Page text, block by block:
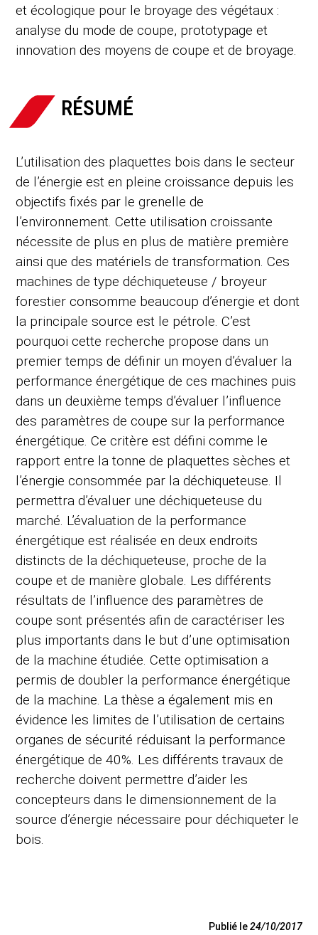
et écologique pour le broyage des végétaux :
analyse du mode de coupe, prototypage et
innovation des moyens de coupe et de broyage.
RÉSUMÉ
L’utilisation des plaquettes bois dans le secteur
de l’énergie est en pleine croissance depuis les
objectifs fixés par le grenelle de
l’environnement. Cette utilisation croissante
nécessite de plus en plus de matière première
ainsi que des matériels de transformation. Ces
machines de type déchiqueteuse / broyeur
forestier consomme beaucoup d’énergie et dont
la principale source est le pétrole. C’est
pourquoi cette recherche propose dans un
premier temps de définir un moyen d’évaluer la
performance énergétique de ces machines puis
dans un deuxième temps d’évaluer l’influence
des paramètres de coupe sur la performance
énergétique. Ce critère est défini comme le
rapport entre la tonne de plaquettes sèches et
l’énergie consommée par la déchiqueteuse. Il
permettra d’évaluer une déchiqueteuse du
marché. L’évaluation de la performance
énergétique est réalisée en deux endroits
distincts de la déchiqueteuse, proche de la
coupe et de manière globale. Les différents
résultats de l’influence des paramètres de
coupe sont présentés afin de caractériser les
plus importants dans le but d’une optimisation
de la machine étudiée. Cette optimisation a
permis de doubler la performance énergétique
de la machine. La thèse a également mis en
évidence les limites de l’utilisation de certains
organes de sécurité réduisant la performance
énergétique de 40%. Les différents travaux de
recherche doivent permettre d’aider les
concepteurs dans le dimensionnement de la
source d’énergie nécessaire pour déchiqueter le
bois.
Publié le24/10/2017